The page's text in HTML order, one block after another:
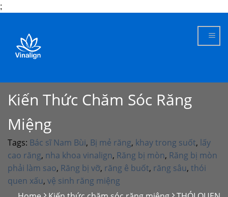
;
content
Kiến Thức Chăm Sóc Răng
Miệng
Tags: Bác sĩ Nam Bùi, Bị mẻ răng, khay trong suốt, lấy
cao răng, nha khoa vinalign, Răng bị mòn, Răng bị mòn
phải làm sao, Răng bị vỡ, răng ê buốt, răng sâu, thói
quen xấu, vệ sinh răng miệng